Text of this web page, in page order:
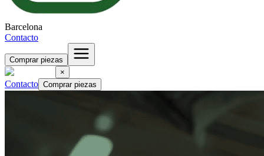
Barcelona
Contacto
Comprar piezas
×
Contacto Comprar piezas